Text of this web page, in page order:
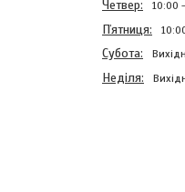
Четвер 10:00
Пʼятниця
Субота
Неділя